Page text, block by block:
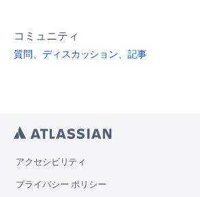
コミュニティ
質問、ディスカッション、記事
アクセシビリティ
プライバシー ポリシー